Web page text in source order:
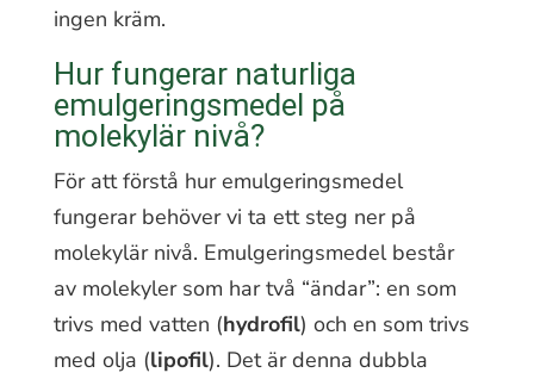
ingen kräm.
Hur fungerar naturliga
emulgeringsmedel på
molekylär nivå?
För att förstå hur emulgeringsmedel
fungerar behöver vi ta ett steg ner på
molekylär nivå. Emulgeringsmedel består
av molekyler som har två “ändar”: en som
trivs med vatten (hydrofil) och en som trivs
med olja (lipofil). Det är denna dubbla